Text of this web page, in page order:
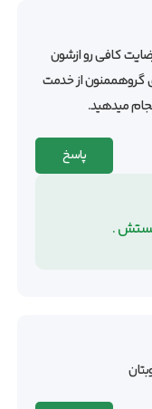
کافی رو ازشون
گروهممنون از خدمت
میدهید.
پاسخ
هستش .